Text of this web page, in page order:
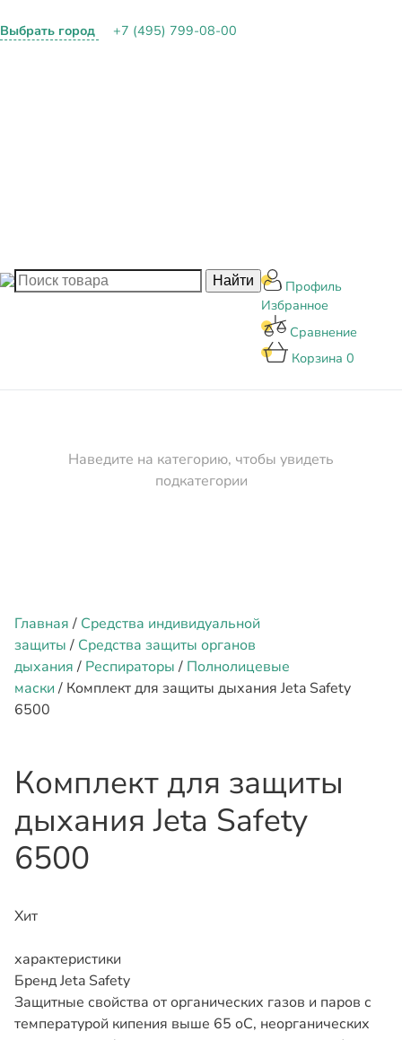
Выбрать город +7 (495) 799-08-00
Профиль
Избранное
Сравнение
Корзина 0
Наведите на категорию, чтобы увидеть
подкатегории
Главная/ Средства индивидуальной
защиты/ Средства защиты органов
дыхания/ Респираторы/ Полнолицевые
маски/ Комплект для защиты дыхания Jeta Safety
6500
Комплект для защиты
дыхания Jeta Safety
6500
Хит
характеристики
БрендJeta Safety
Защитные свойства от органических газов и паров с
температурой кипения выше 65 оС, неорганических